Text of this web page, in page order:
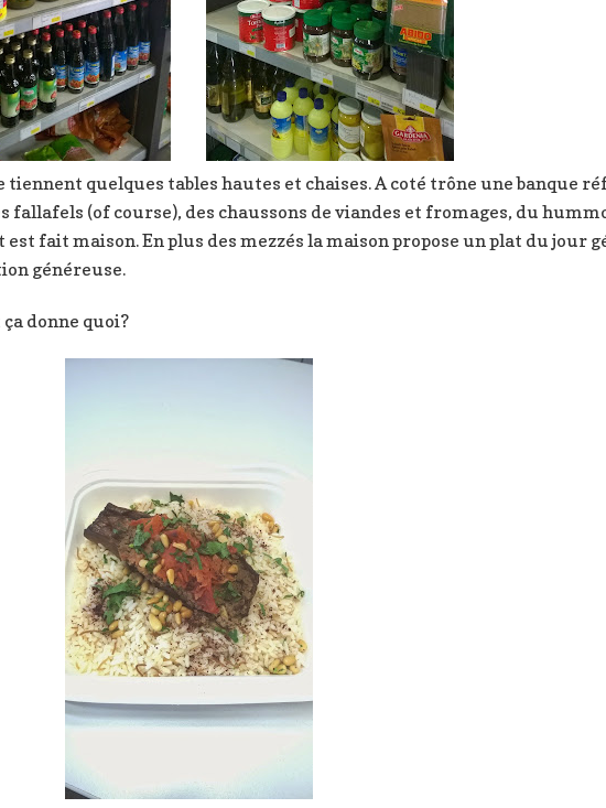
quelques tables hautes et chaises. A coté trône une banque
fallafels (of course), des chaussons de viandes et fromages, du
fait maison. En plus des mezzés la maison propose un plat du jour
généreuse.
donne quoi?